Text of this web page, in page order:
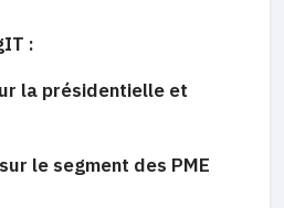
:
la présidentielle et
le segment des PME